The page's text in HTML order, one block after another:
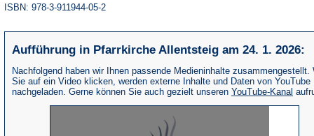
ISBN: 978-3-911944-05-2
Aufführung in Pfarrkirche Allentsteig am 24. 1. 2026:
Nachfolgend haben wir Ihnen passende Medieninhalte zusammengestellt.
Sie auf ein Video klicken, werden externe Inhalte und Daten von YouTube
nachgeladen. Gerne können Sie auch gezielt unseren YouTube-Kanal